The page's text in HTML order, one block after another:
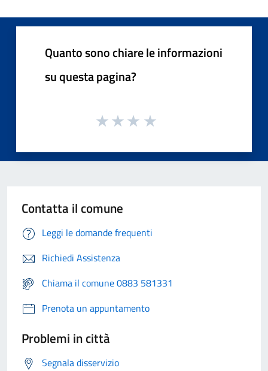
Quanto sono chiare le informazioni
su questa pagina?
Contatta il comune
Leggi le domande frequenti
Richiedi Assistenza
Chiama il comune 0883 581331
Prenota un appuntamento
Problemi in città
Segnala disservizio